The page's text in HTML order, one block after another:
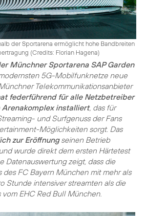
der Sportarena ermöglicht hohe Bandbreiten
(Credits: Florian Hagena)
Münchner Sportarena SAP Garden
5G-Mobilfunknetze neue
Telekommunikationsanbieter
federführend für alle Netzbetreiber
Arenakomplex installiert, das für
und Surfgenuss der Fans
Möglichkeiten sorgt. Das
zur Eröffnungseinen Betrieb
wurde direkt dem ersten Härtetest
Datenauswertung zeigt, dass die
des FC Bayern München mit mehr als
Stunde intensiver streamten als die
EHC Red Bull München.